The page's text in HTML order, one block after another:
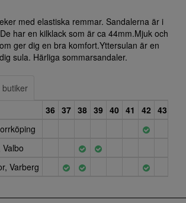
med elastiska remmar. Sandalerna är i
har en kilklack som är ca 44mm.Mjuk och
ger dig en bra komfort.Yttersulan är en
sula. Härliga sommarsandaler.
butiker
36 37 38 39 40 41 42 43
Varberg